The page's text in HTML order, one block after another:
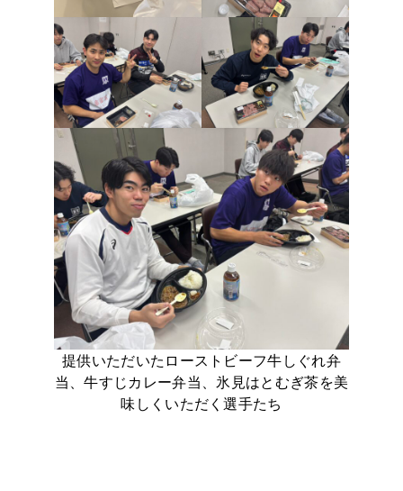
提供いただいたローストビーフ牛しぐれ弁
当、牛すじカレー弁当、氷見はとむぎ茶を美
味しくいただく選手たち